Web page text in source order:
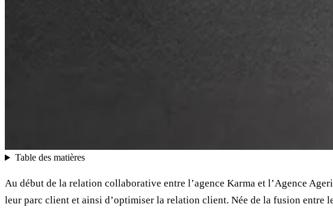
Table des matières
Au début de la relation collaborative entre l’agence Karma et l’Agence
leur parc client et ainsi d’optimiser la relation client. Née de la fusion entre